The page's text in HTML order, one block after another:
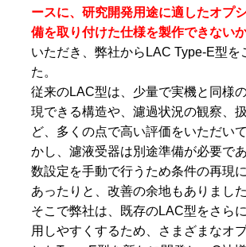
ースに、研究開発用途に適したオプ
備を取り付けた仕様を製作できない
いただき、弊社からLAC Type-E型を
た。
従来のLAC型は、少量で実機と同様
現できる構造や、濾過状況の観察、
ど、多くの点で高い評価をいただい
かし、濾液受器は別途準備が必要で
数設定を手動で行うため条件の再現
あったりと、改善の余地もありました
そこで弊社は、既存のLAC型をさら
用しやすくするため、さまざまなオ